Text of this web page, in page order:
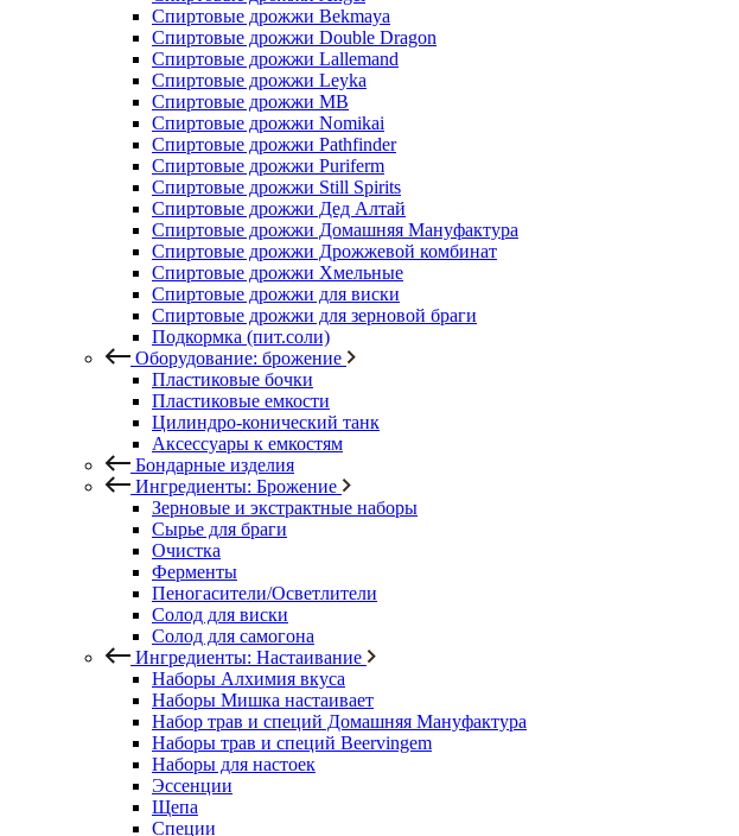
Спиртовые дрожжи Bekmaya
Спиртовые дрожжи Double Dragon
Спиртовые дрожжи Lallemand
Спиртовые дрожжи Leyka
Спиртовые дрожжи MB
Спиртовые дрожжи Nomikai
Спиртовые дрожжи Pathfinder
Спиртовые дрожжи Puriferm
Спиртовые дрожжи Still Spirits
Спиртовые дрожжи Дед Алтай
Спиртовые дрожжи Домашняя Мануфактура
Спиртовые дрожжи Дрожжевой комбинат
Спиртовые дрожжи Хмельные
Спиртовые дрожжи для виски
Спиртовые дрожжи для зерновой браги
Подкормка (пит.соли)
Оборудование: брожение
Пластиковые бочки
Пластиковые емкости
Цилиндро-конический танк
Аксессуары к емкостям
Бондарные изделия
Ингредиенты: Брожение
Зерновые и экстрактные наборы
Сырье для браги
Очистка
Ферменты
Пеногасители/Осветлители
Солод для виски
Солод для самогона
Ингредиенты: Настаивание
Наборы Алхимия вкуса
Наборы Мишка настаивает
Набор трав и специй Домашняя Мануфактура
Наборы трав и специй Beervingem
Наборы для настоек
Эссенции
Щепа
Специи